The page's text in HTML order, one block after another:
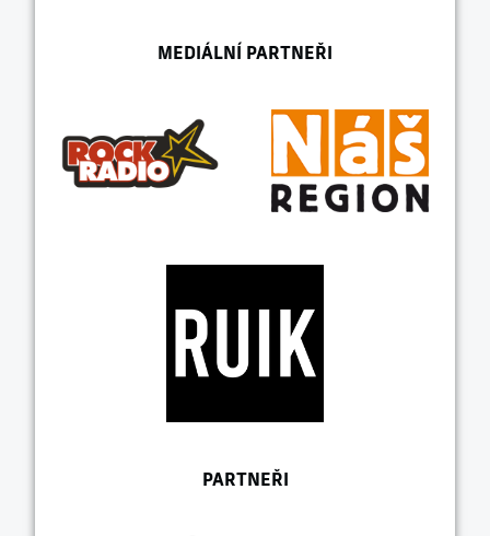
MEDIÁLNÍ PARTNEŘI
PARTNEŘI